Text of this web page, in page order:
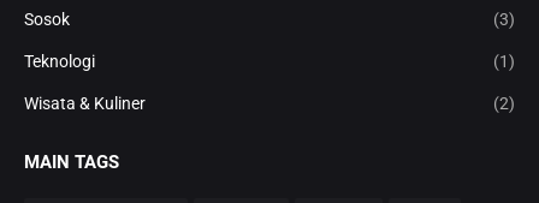
Sosok (3)
Teknologi (1)
Wisata & Kuliner (2)
MAIN TAGS